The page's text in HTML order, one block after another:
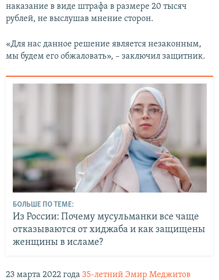
наказание в виде штрафа в размере 20 тысяч
рублей, не выслушав мнение сторон.
«Для нас данное решение является незаконным,
мы будем его обжаловать», – заключил защитник.
БОЛЬШЕ ПО ТЕМЕ:
Из России: Почему мусульманки все чаще
отказываются от хиджаба и как защищены
женщины в исламе?
23 марта 2022 года 35-летний Эмир Меджитов